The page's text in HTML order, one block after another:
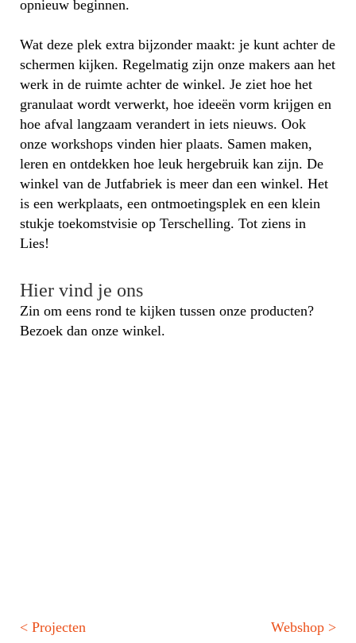
opnieuw beginnen.
Wat deze plek extra bijzonder maakt: je kunt achter de
schermen kijken. Regelmatig zijn onze makers aan het
werk in de ruimte achter de winkel. Je ziet hoe het
granulaat wordt verwerkt, hoe ideeën vorm krijgen en
hoe afval langzaam verandert in iets nieuws. Ook
onze workshops vinden hier plaats. Samen maken,
leren en ontdekken hoe leuk hergebruik kan zijn. De
winkel van de Jutfabriek is meer dan een winkel. Het
is een werkplaats, een ontmoetingsplek en een klein
stukje toekomstvisie op Terschelling. Tot ziens in
Lies!
Hier vind je ons
Zin om eens rond te kijken tussen onze producten?
Bezoek dan onze winkel.
< Projecten Webshop >